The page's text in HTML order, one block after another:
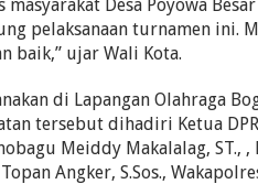
Desa Poyowa Besar
pelaksanaan turnamen ini.
baik,” ujar Wali Kota.
di Lapangan Olahraga
tersebut dihadiri Ketua
Meiddy Makalalag, ST., ,
Angker, S.Sos.,